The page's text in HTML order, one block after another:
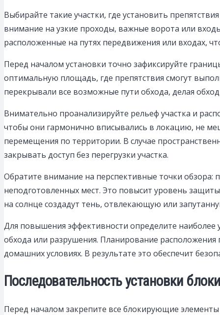
Выбирайте такие участки, где установить
внимание на узкие проходы, важные ворота или
расположенные на путях передвижения или входах,
Перед началом установки точно зафиксируйте
оптимальную площадь, где препятствия смогут
перекрывали все возможные пути обхода, делая
Внимательно проанализируйте рельеф участка и
чтобы они гармонично вписывались в локацию, не
перемещения по территории. В случае
закрывать доступ без перегрузки участка.
Обратите внимание на перспективные точки обзора:
неподготовленных мест. Это повысит уровень
на солнце создадут тень, отвлекающую или
Для повышения эффективности определите наиболее
обхода или разрушения. Планирование
домашних условиях. В результате это обеспечит
Последовательность установки
Перед началом закрепите все блокирующие